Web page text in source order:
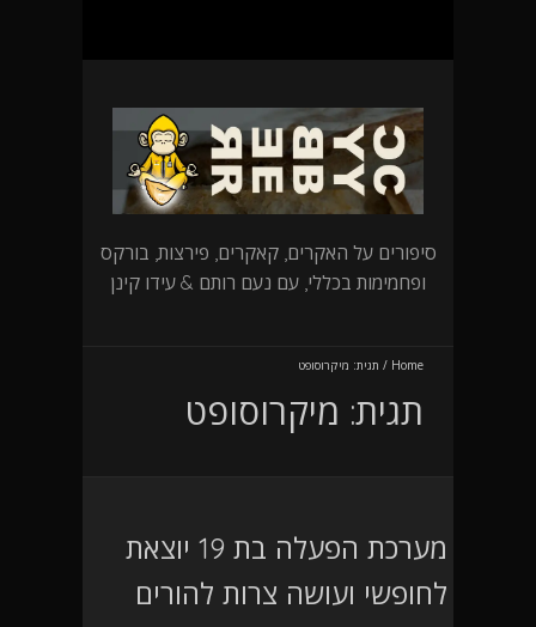
סיפורים על האקרים, קאקרים, פירצות, בורקס
ופחמימות בכללי, עם נעם רותם & עידו קינן
Home
/ תגית: מיקרוסופט
תגית: מיקרוסופט
מערכת הפעלה בת 19 יוצאת
לחופשי ועושה צרות להורים